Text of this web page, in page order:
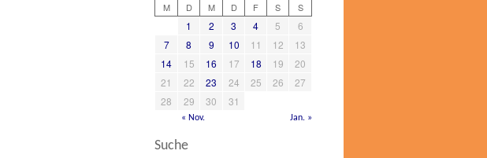
M D M D F S S
1 2 3 4 5
6
7
8 9 10 11 12
13
14
15 16 17 18 19
20
21
22 23 24 25 26
27
28
29 30 31
« Nov. Jan. »
Suche